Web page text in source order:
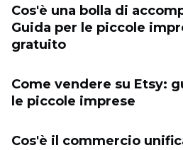
Cos'è una bolla di
Guida per le piccole
gratuito
Come vendere su Etsy:
le piccole imprese
Cos'è il commercio